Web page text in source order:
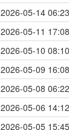
2026-05-14 06:23
2026-05-11 17:08
2026-05-10 08:10
2026-05-09 16:08
2026-05-08 06:22
2026-05-06 14:12
2026-05-05 15:45